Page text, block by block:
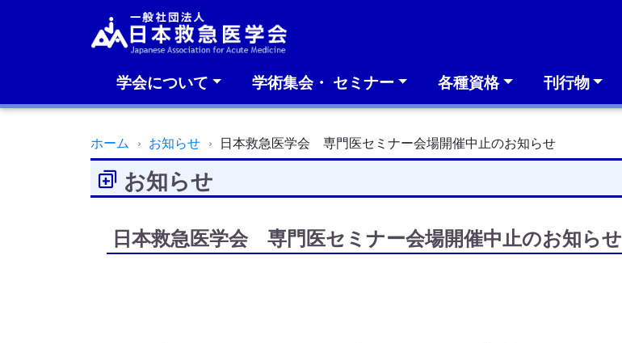
学会について 学術集会・ セミナー 各種資格 刊行物
ホーム お知らせ 日本救急医学会 専門医セミナー会場開催中止のお知らせ
お知らせ
日本救急医学会 専門医セミナー会場開催中止のお知らせ